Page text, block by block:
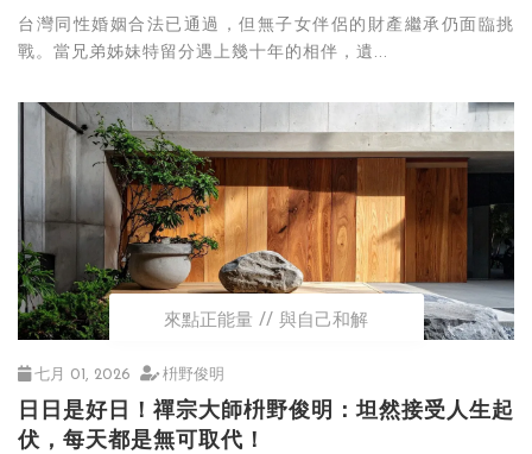
台灣同性婚姻合法已通過，但無子女伴侶的財產繼承仍面臨挑
戰。當兄弟姊妹特留分遇上幾十年的相伴，遺...
來點正能量 與自己和解
七月 01, 2026 枡野俊明
日日是好日！禪宗大師枡野俊明：坦然接受人生起
伏，每天都是無可取代！